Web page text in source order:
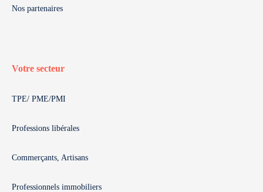
Nos partenaires
Votre secteur
TPE/ PME/PMI
Professions libérales
Commerçants, Artisans
Professionnels immobiliers